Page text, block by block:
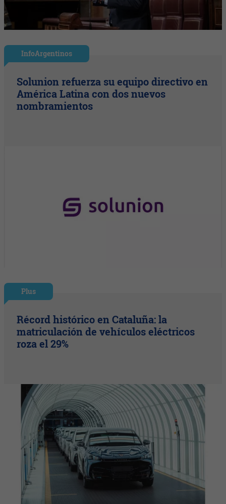
InfoArgentinos
Solunion refuerza su equipo directivo en
América Latina con dos nuevos
nombramientos
Plus
Récord histórico en Cataluña: la
matriculación de vehículos eléctricos
roza el 29%